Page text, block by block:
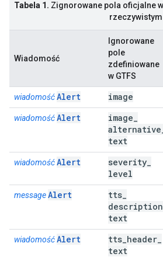
Tabela 1. Zignorowane pola oficjalne
rzeczywistym
Wiadomość
Ignorowane
pole
zdefiniowane
w GTFS
wiadomośćAlert image
wiadomośćAlert image
alternative
text
wiadomośćAlert severity
level
messageAlert tts
description
text
wiadomośćAlert tts header
text